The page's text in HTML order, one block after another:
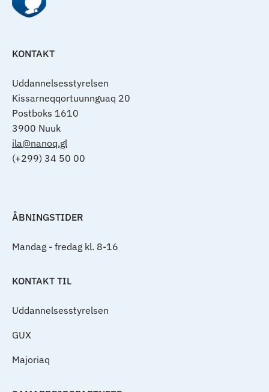
KONTAKT
Uddannelsesstyrelsen
Kissarneqqortuunnguaq 20
Postboks 1610
3900 Nuuk
ila@nanoq.gl
(+299) 34 50 00
ÅBNINGSTIDER
Mandag - fredag kl. 8-16
KONTAKT TIL
Uddannelsesstyrelsen
GUX
Majoriaq